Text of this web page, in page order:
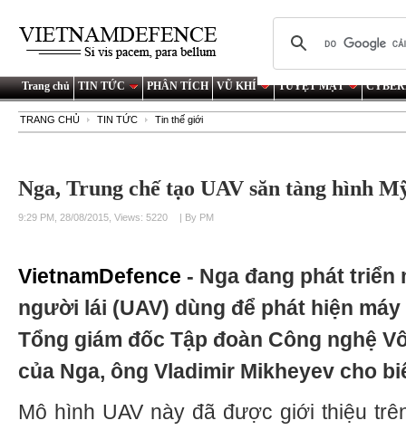
Trang chủ TIN TỨC PHÂN TÍCH VŨ KHÍ TUYỆT MẬT
TRANG CHỦ TIN TỨC Tin thế giới
Nga, Trung chế tạo UAV săn tàng hình
9:29 PM, 28/08/2015, Views: 5220 | By PM
VietnamDefence - Nga đang phát triển
người lái (UAV) dùng để phát hiện
Tổng giám đốc Tập đoàn Công nghệ
của Nga, ông Vladimir Mikheyev cho
Mô hình UAV này đã được giới thiệu